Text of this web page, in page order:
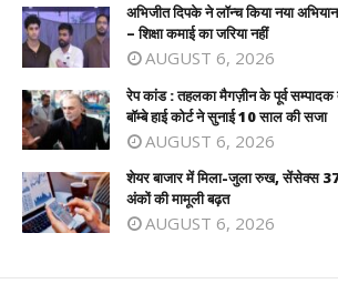
अभिजीत दिपके ने लॉन्च किया नया अभियान
– शिक्षा कमाई का जरिया नहीं
AUGUST 6, 2026
रेप कांड : तहलका मैगज़ीन के पूर्व
बॉम्बे हाई कोर्ट ने सुनाई 10 साल की सजा
AUGUST 6, 2026
शेयर बाजार में मिला-जुला रुख, सेंसेक्स
अंकों की मामूली बढ़त
AUGUST 6, 2026